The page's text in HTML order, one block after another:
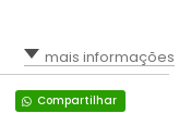
mais informações
Compartilhar